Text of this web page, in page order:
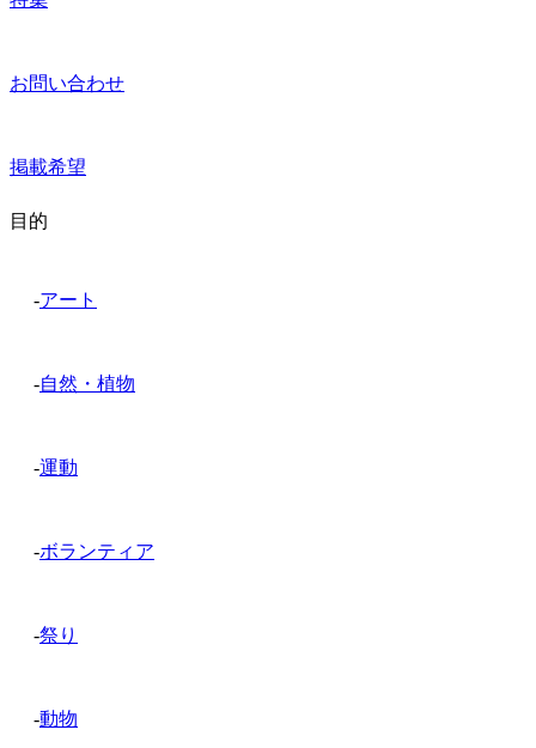
お問い合わせ
掲載希望
目的
-アート
-自然・植物
-運動
-ボランティア
-祭り
-動物